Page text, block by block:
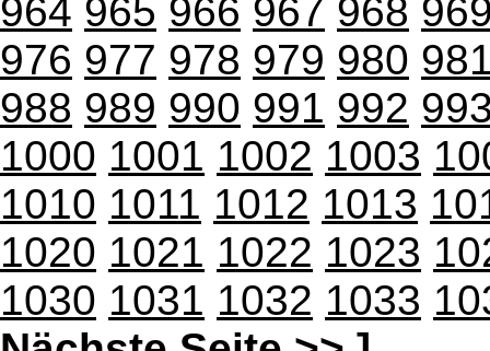
964 965 966 967 968
976 977 978 979 980
988 989 990 991 992
1000 1001 1002 1003
1010 1011 1012 1013
1020 1021 1022 1023
1030 1031 1032 1033